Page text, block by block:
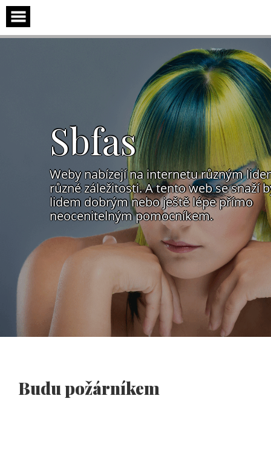
Skip
content
Sbfas
Weby nabízejí na internetu různým
různé záležitosti. A tento web se snaží
lidem dobrým nebo ještě lépe přímo
neocenitelným pomocníkem.
Budu požárníkem